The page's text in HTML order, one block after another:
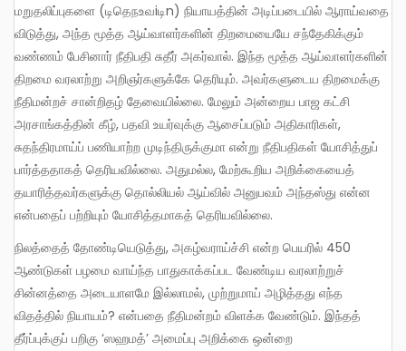
மறுதலிப்புகளை (டிதெநஉவiடிn) நியாயத்தின் அடிப்படையில் ஆராய்வதை
விடுத்து, அந்த மூத்த ஆய்வாளர்களின் திறமையையே சந்தேகிக்கும்
வண்ணம் பேசினார் நீதிபதி சுதீர் அகர்வால். இந்த மூத்த ஆய்வாளர்களின்
திறமை வரலாற்று அறிஞர்களுக்கே தெரியும். அவர்களுடைய திறமைக்கு
நீதிமன்றச் சான்றிதழ் தேவையில்லை. மேலும் அன்றைய பாஜ கட்சி
அரசாங்கத்தின் கீழ், பதவி உயர்வுக்கு ஆசைப்படும் அதிகாரிகள்,
சுதந்திரமாய்ப் பணியாற்ற முடிந்திருக்குமா என்று நீதிபதிகள் யோசித்துப்
பார்த்ததாகத் தெரியவில்லை. அதுமல்ல, மேற்கூறிய அறிக்கையைத்
தயாரித்தவர்களுக்கு தொல்லியல் ஆய்வில் அனுபவம் அந்தஸ்து என்ன
என்பதைப் பற்றியும் யோசித்தமாகத் தெரியவில்லை.
நிலத்தைத் தோண்டியெடுத்து, அகழ்வராய்ச்சி என்ற பெயரில் 450
ஆண்டுகள் பழமை வாய்ந்த பாதுகாக்கப்பட வேண்டிய வரலாற்றுச்
சின்னத்தை அடையாளமே இல்லாமல், முற்றுமாய் அழித்தது எந்த
விதத்தில் நியாயம்? என்பதை நீதிமன்றம் விளக்க வேண்டும். இந்தத்
தீர்ப்புக்குப் பறிகு ‘ஸஹமத்’ அமைப்பு அறிக்கை ஒன்றை